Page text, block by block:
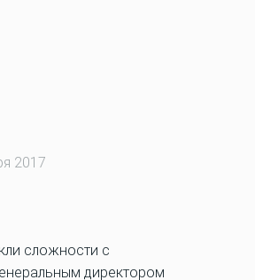
2017
сложности с
директором